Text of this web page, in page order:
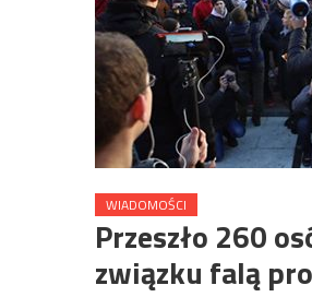
WIADOMOŚCI
Przeszło 260
związku falą